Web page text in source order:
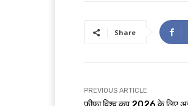
Share
PREVIOUS ARTICLE